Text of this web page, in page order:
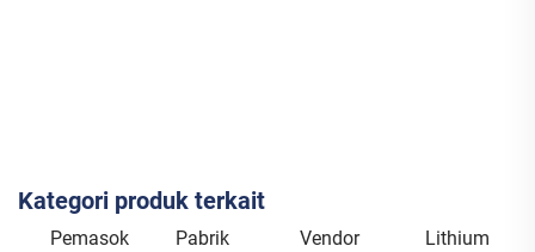
Kategori produk terkait
Pemasok
Pabrik
Vendor
Lithium